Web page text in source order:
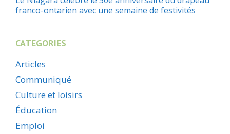
franco-ontarien avec une semaine de festivités
CATEGORIES
Articles
Communiqué
Culture et loisirs
Éducation
Emploi